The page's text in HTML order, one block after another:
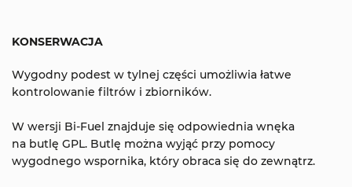
KONSERWACJA
Wygodny podest w tylnej części umożliwia łatwe
kontrolowanie filtrów i zbiorników.
W wersji Bi-Fuel znajduje się odpowiednia wnęka
na butlę GPL. Butlę można wyjąć przy pomocy
wygodnego wspornika, który obraca się do zewnątrz.